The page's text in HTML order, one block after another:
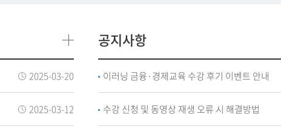
2025-03-20
2025-03-12
공지사항
이러닝 금융·경제교육 수강 후기 이벤트 안내
수강 신청 및 동영상 재생 오류 시 해결방법